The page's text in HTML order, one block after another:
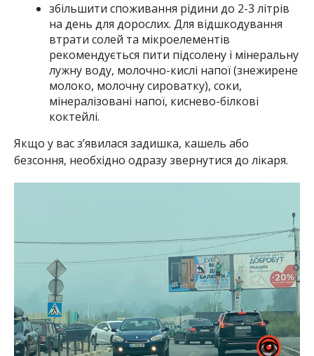
збільшити споживання рідини до 2-3 літрів
на день для дорослих. Для відшкодування
втрати солей та мікроелементів
рекомендується пити підсолену і мінеральну
лужну воду, молочно-кислі напої (знежирене
молоко, молочну сироватку), соки,
мінералізовані напої, киснево-білкові
коктейлі.
Якщо у вас з’явилася задишка, кашель або
безсоння, необхідно одразу звернутися до лікаря.